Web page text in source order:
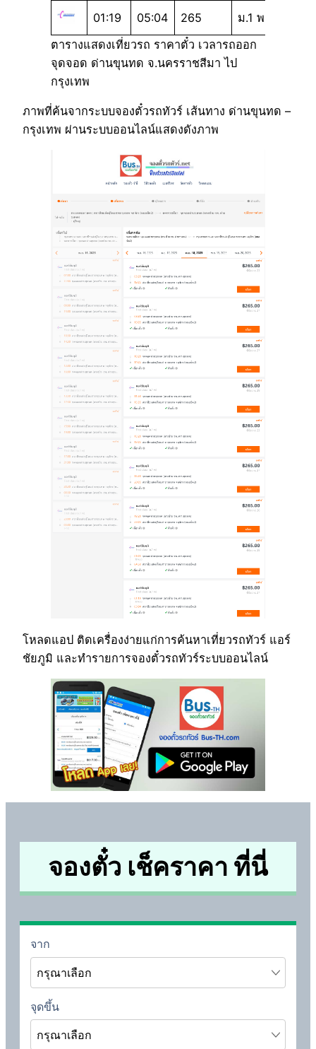
01:19 05:04 265
ม.1 พ
ตารางแสดงเที่ยวรถ ราคาตั๋ว เวลารถออก
จุดจอด ด่านขุนทด จ.นครราชสีมา ไป
กรุงเทพ
ภาพที่ค้นจากระบบจองตั๋วรถทัวร์ เส้นทาง ด่านขุนทด –
กรุงเทพ ผ่านระบบออนไลน์แสดงดังภาพ
โหลดแอป ติดเครื่องง่ายแก่การค้นหาเที่ยวรถทัวร์ แอร์
ชัยภูมิ และทำรายการจองตั๋วรถทัวร์ระบบออนไลน์
จองตั๋ว เช็คราคา ที่นี่